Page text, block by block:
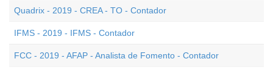
Quadrix - 2019 - CREA - TO - Contador
IFMS - 2019 - IFMS - Contador
FCC - 2019 - AFAP - Analista de Fomento - Contador